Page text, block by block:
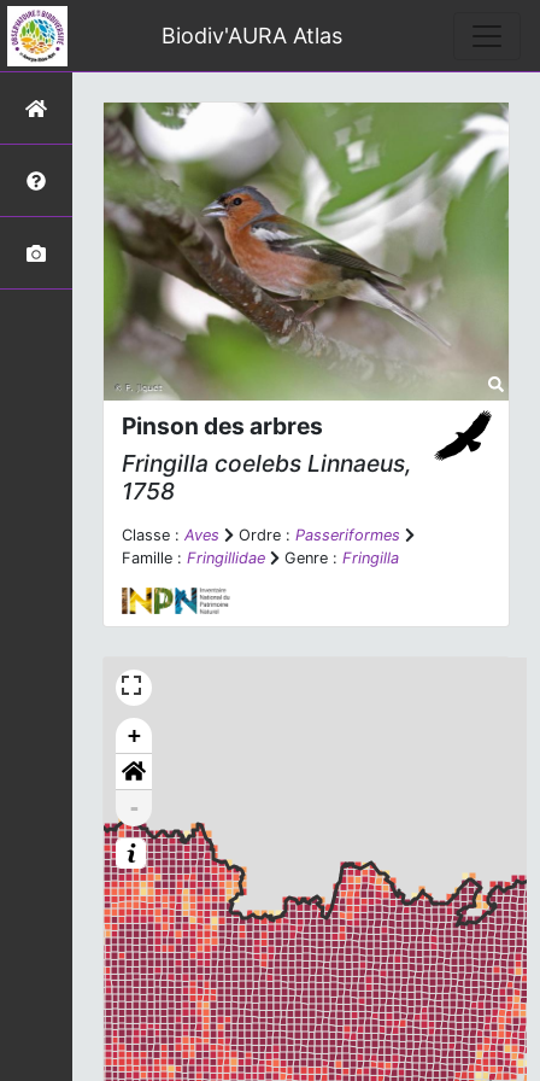
Biodiv'AURA Atlas
Pinson des arbres
Fringilla coelebs Linnaeus,
1758
Classe : Aves Ordre : Passeriformes
Famille : Fringillidae Genre : Fringilla
+
-